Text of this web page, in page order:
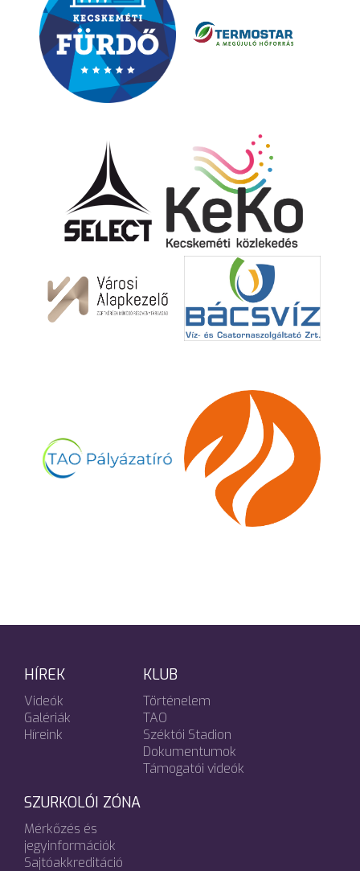
HÍREK
Videók
Galériák
Híreink
KLUB
Történelem
TAO
Széktói Stadion
Dokumentumok
Támogatói videók
SZURKOLÓI ZÓNA
Mérkőzés és
jegyinformációk
Sajtóakkreditáció